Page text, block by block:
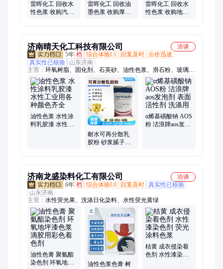
雷晖化工 回收水
性色浆 收购汽车
雷晖化工 回收油
墨色浆 收购厚浆
雷晖化工 回收水
性色浆 收购地坪
济南晴天化工科技有限公司
洽谈
5年 档 综合体验L1 回复及时 出价迅速
真实性已核验
山东济南
主营： 环氧树脂、固化剂、石英砂、油性色浆、滑石粉、玻璃丝
布、减水剂、苯甲酸钠、金属净洗剂、速凝剂、甲酸钙、硅藻
土、三聚磷酸钠、磷酸三钠、六偏磷酸钠、蒸馏水、蓖麻油、多
聚甲醛、缓凝剂、nn亚甲基双丙烯酰胺、促进剂、聚乙二醇、甲
基四氢苯酐、甲基六氢苯酐、稀释剂、三乙醇胺
油性色浆 水性涂
料乳胶漆 水性工
耐水可再分散乳
胶粉 砂浆腻子粉
α烯基磺酸钠 AOS
粉 洁浪牌aos发泡
济南龙盛染料化工有限公司
洽谈
6年 档 综合体验L0 回复及时 真实性已核验
山东济南
主营： 水性荧光果、洗涤日化染料、水性荧光黄绿
油性色膏 聚氨酯
染色剂 环氧地坪
油性色浆色膏 树
桔黄 成衣侵染着
色剂 水性漆染色